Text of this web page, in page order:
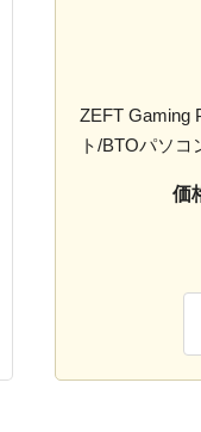
ZEFT Gaming
ト/BTOパソ
価